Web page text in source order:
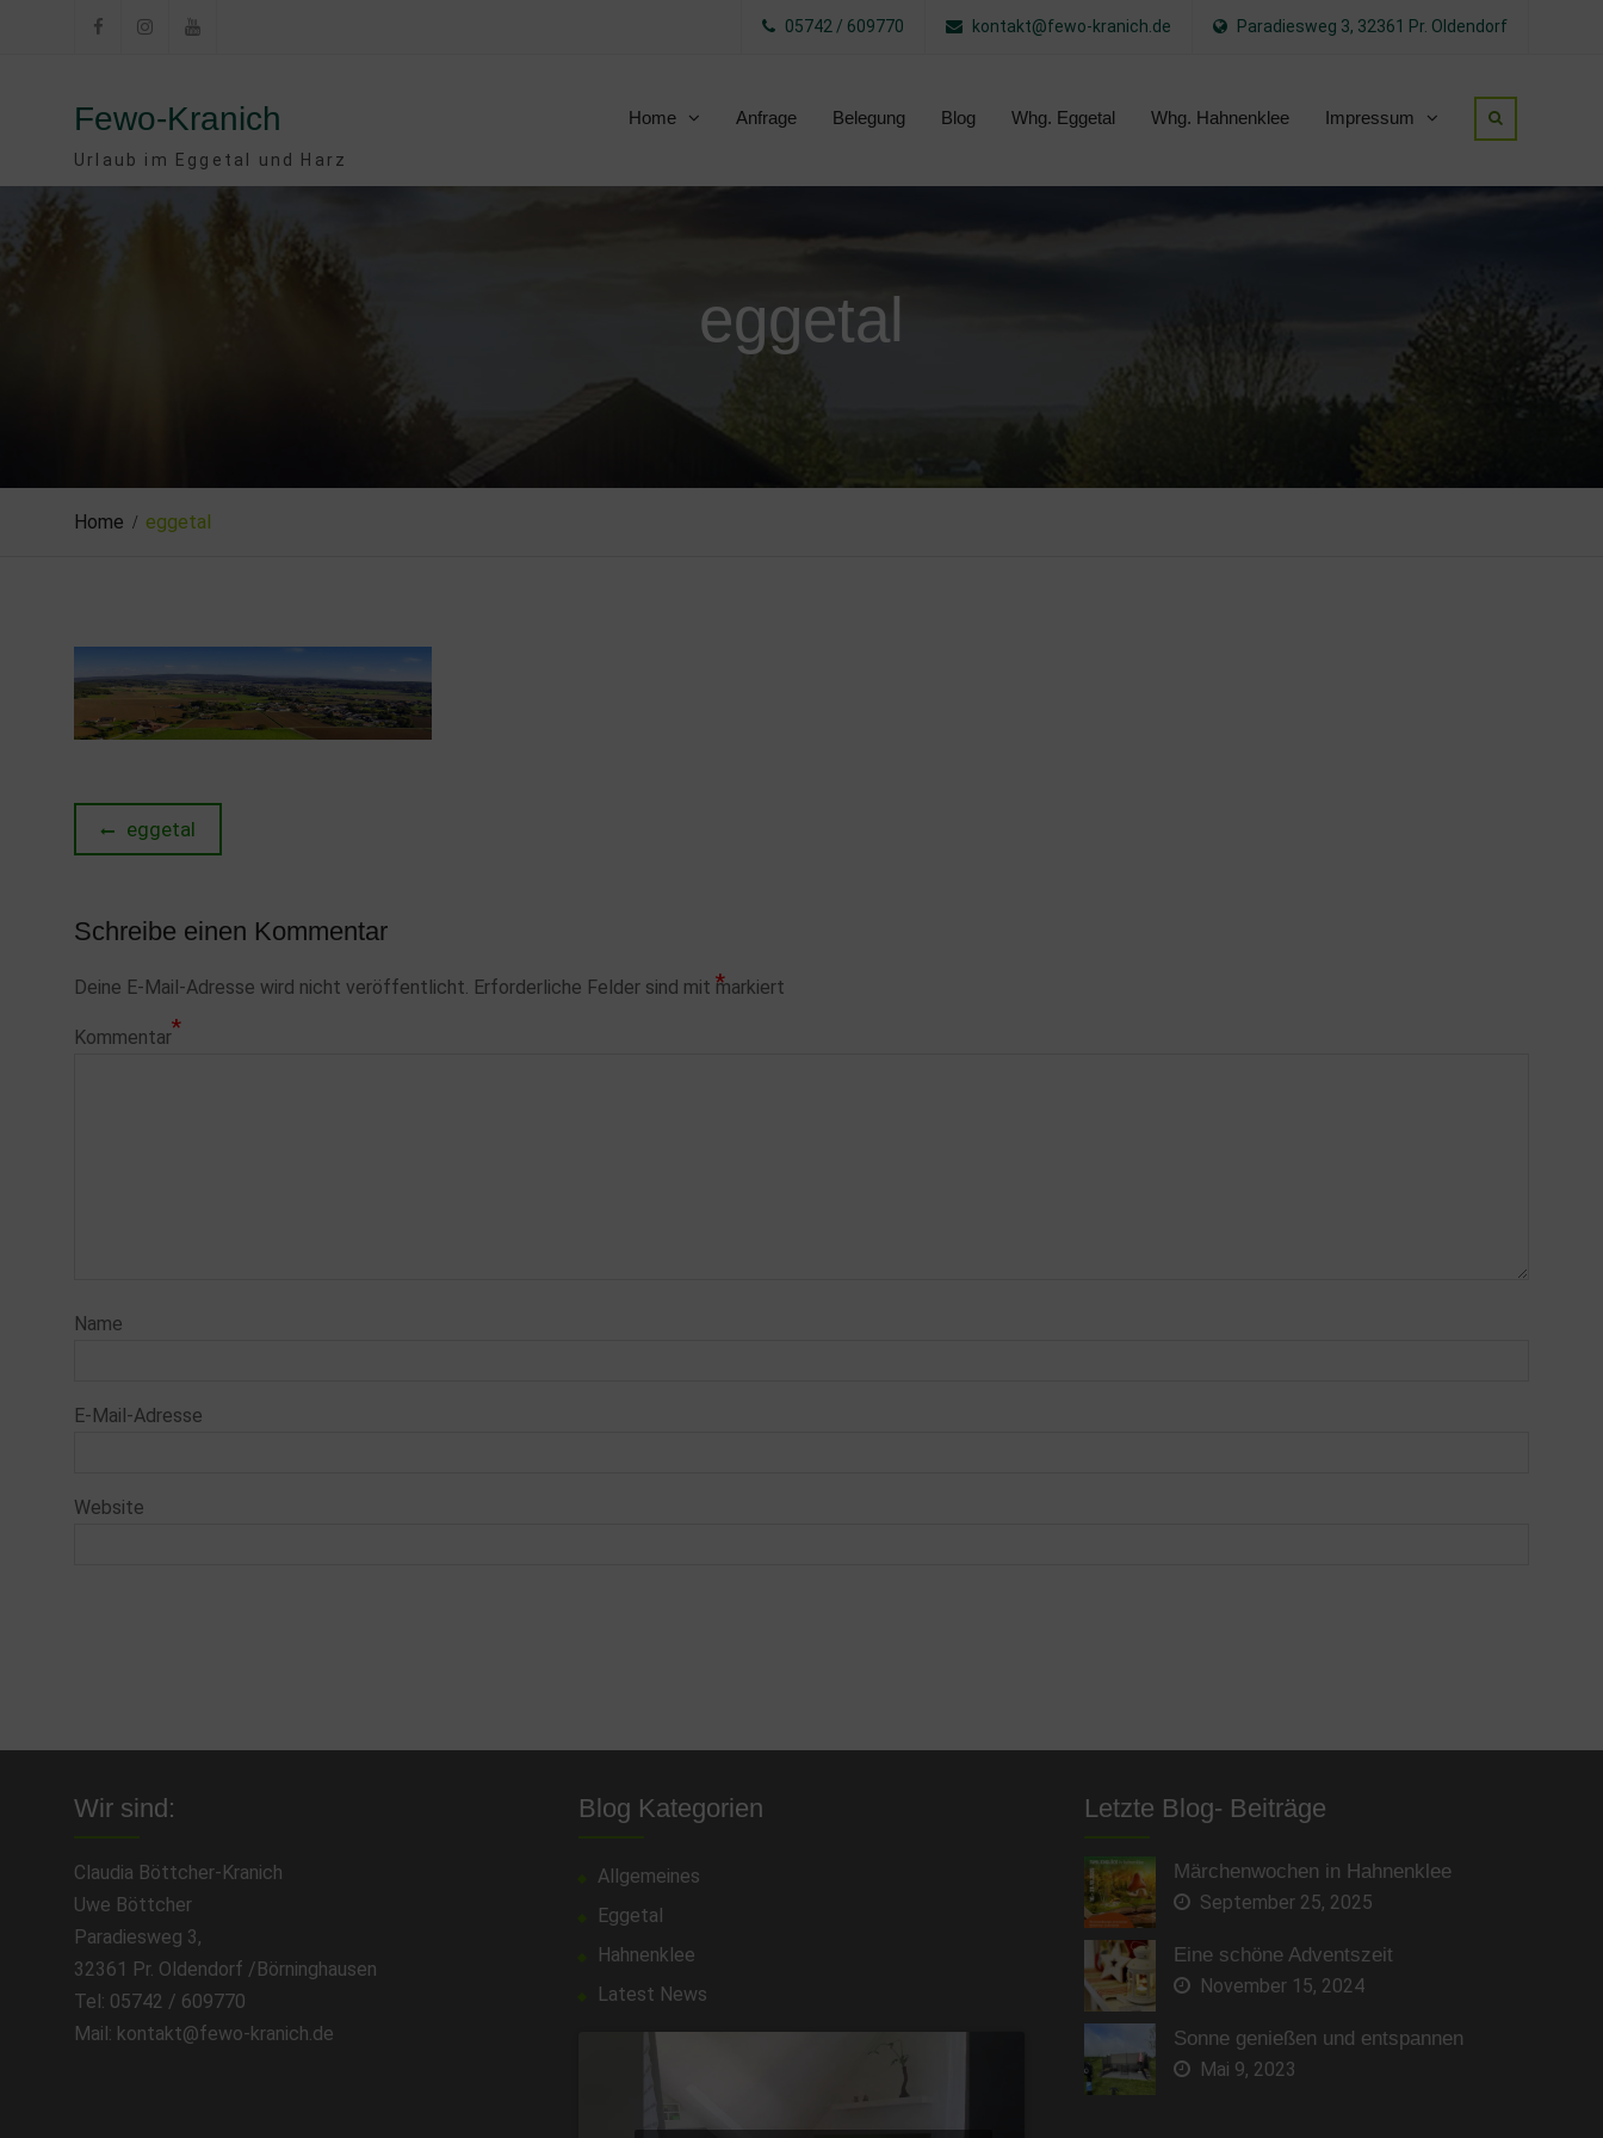
05742 / 609770 kontakt@fewo-kranich.de Paradiesweg 3, 32361 Pr. Oldendorf
Fewo-Kranich
Urlaub im Eggetal und Harz
Home Anfrage Belegung Blog Whg. Eggetal Whg. Hahnenklee Impressum
eggetal
Home eggetal
Beitragsnavigation
Previous
post:
eggetal
Schreibe einen Kommentar
Deine E-Mail-Adresse wird nicht veröffentlicht. Erforderliche Felder sind mit *
markiert
Kommentar*
Name
E-Mail-Adresse
Website
Wir sind:
Claudia Böttcher-Kranich
Uwe Böttcher
Paradiesweg 3,
32361 Pr. Oldendorf /Börninghausen
Tel: 05742 / 609770
Mail: kontakt@fewo-kranich.de
Blog Kategorien
Allgemeines
Eggetal
Hahnenklee
Latest News
Letzte Blog- Beiträge
Märchenwochen in Hahnenklee
September 25, 2025
Eine schöne Adventszeit
November 15, 2024
Sonne genießen und entspannen
Mai 9, 2023